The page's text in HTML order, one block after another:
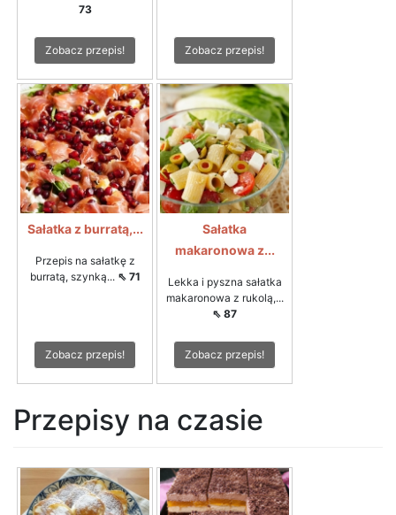
73
Zobacz przepis! Zobacz przepis!
Sałatka z burratą,...
Przepis na sałatkę z
burratą, szynką... ⇖ 71
Zobacz przepis!
Sałatka
makaronowa z...
Lekka i pyszna sałatka
makaronowa z rukolą,...
⇖ 87
Zobacz przepis!
Przepisy na czasie